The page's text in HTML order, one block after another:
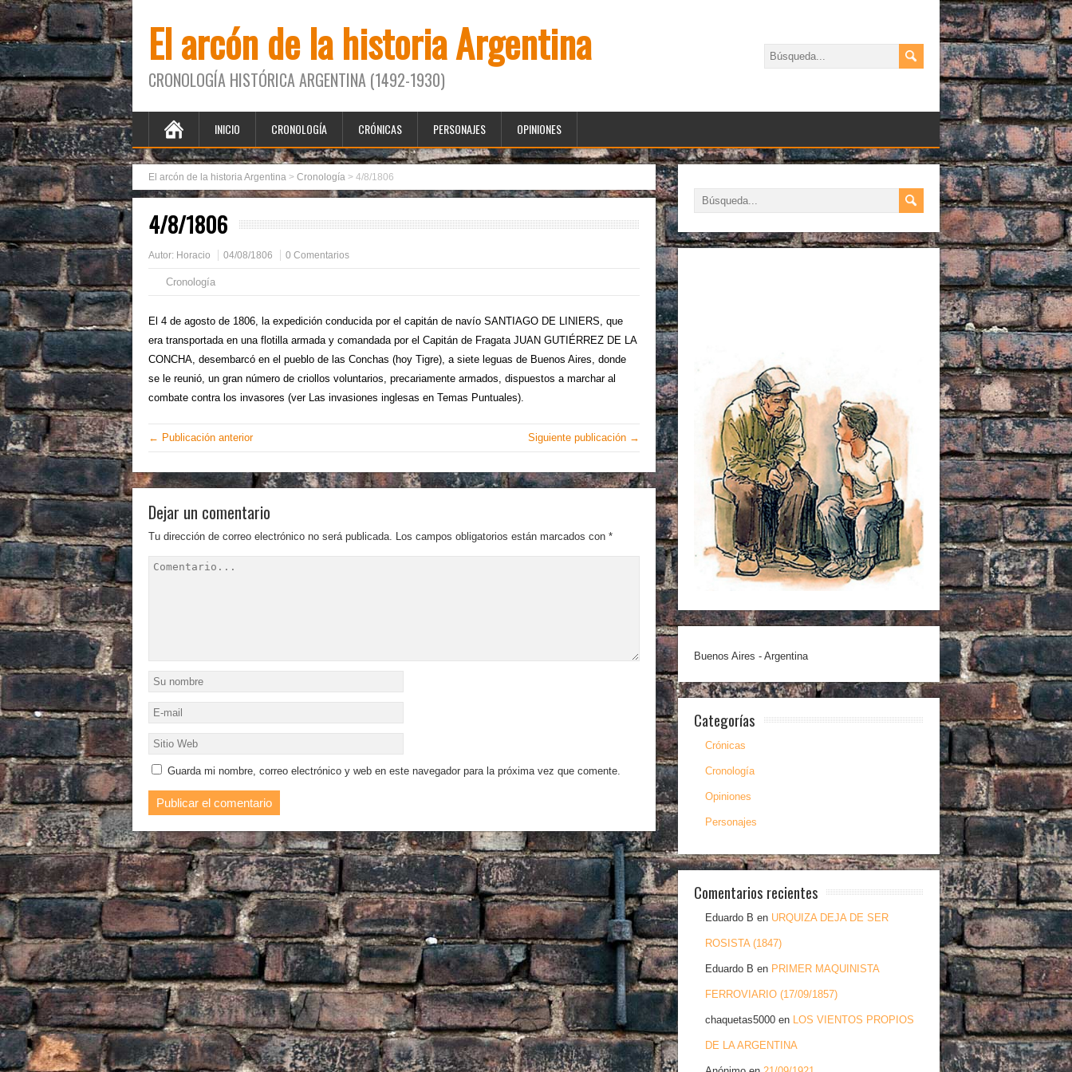
El arcón de la historia Argentina
CRONOLOGÍA HISTÓRICA ARGENTINA (1492-1930)
INICIO CRONOLOGÍA CRÓNICAS PERSONAJES OPINIONES
El arcón de la historia Argentina > Cronología > 4/8/1806
4/8/1806
Autor: Horacio 04/08/1806 0 Comentarios
Cronología
El 4 de agosto de 1806, la expedición conducida por el capitán de navío SANTIAGO DE LINIERS, que
era transportada en una flotilla armada y comandada por el Capitán de Fragata JUAN GUTIÉRREZ DE LA
CONCHA, desembarcó en el pueblo de las Conchas (hoy Tigre), a siete leguas de Buenos Aires, donde
se le reunió, un gran número de criollos voluntarios, precariamente armados, dispuestos a marchar al
combate contra los invasores (ver Las invasiones inglesas en Temas Puntuales).
← Publicación anterior Siguiente publicación →
Dejar un comentario
Tu dirección de correo electrónico no será publicada. Los campos obligatorios están marcados con *
Guarda mi nombre, correo electrónico y web en este navegador para la próxima vez que comente.
Buenos Aires - Argentina
Categorías
Crónicas
Cronología
Opiniones
Personajes
Comentarios recientes
Eduardo B en URQUIZA DEJA DE SER
ROSISTA (1847)
Eduardo B en PRIMER MAQUINISTA
FERROVIARIO (17/09/1857)
chaquetas5000 en LOS VIENTOS PROPIOS
DE LA ARGENTINA